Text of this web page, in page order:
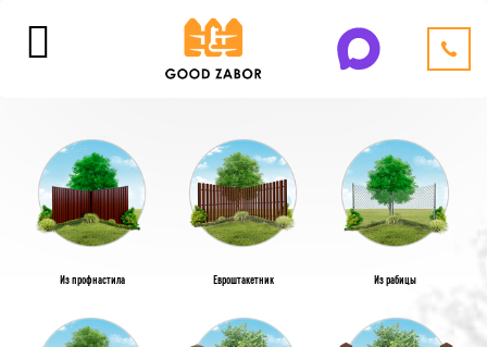
Из профнастила Евроштакетник Из рабицы